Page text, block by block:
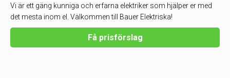
Vi är ett gäng kunniga och erfarna elektriker som hjälper er med
det mesta inom el. Välkommen till Bauer Elektriska!
Få prisförslag